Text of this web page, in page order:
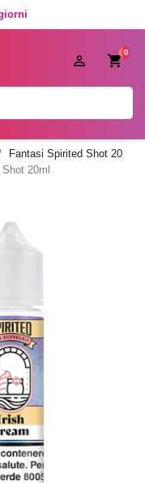
0

Fantasi Spirited Shot 20
20ml